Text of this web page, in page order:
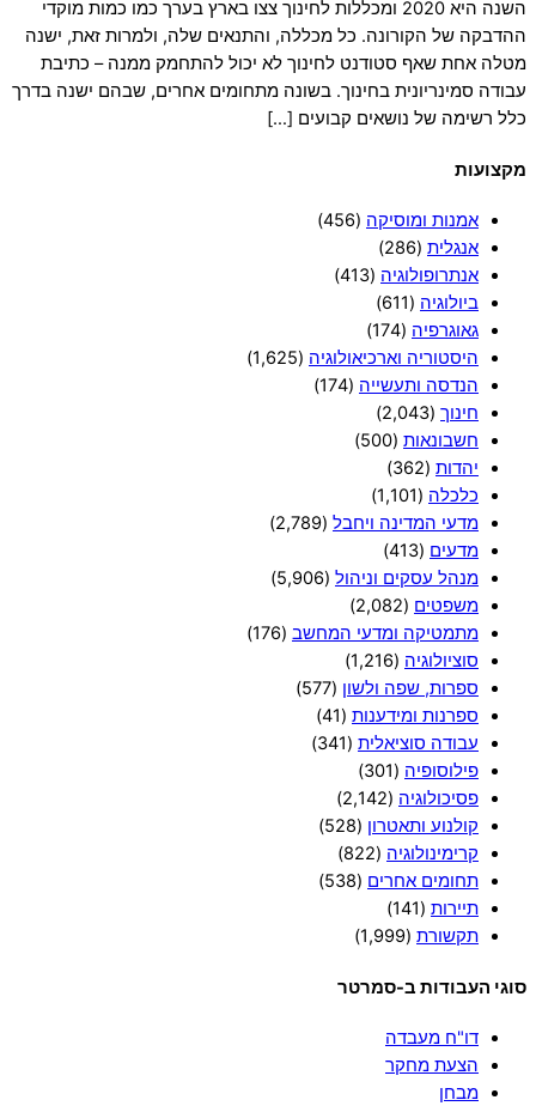
השנה היא 2020 ומכללות לחינוך צצו בארץ בערך כמו כמות מוקדי
ההדבקה של הקורונה. כל מכללה, והתנאים שלה, ולמרות זאת, ישנה
מטלה אחת שאף סטודנט לחינוך לא יכול להתחמק ממנה – כתיבת
עבודה סמינריונית בחינוך. בשונה מתחומים אחרים, שבהם ישנה בדרך
כלל רשימה של נושאים קבועים […]
מקצועות
אמנות ומוסיקה (456)
אנגלית (286)
אנתרופולוגיה (413)
ביולוגיה (611)
גאוגרפיה (174)
היסטוריה וארכיאולוגיה (1,625)
הנדסה ותעשייה (174)
חינוך (2,043)
חשבונאות (500)
יהדות (362)
כלכלה (1,101)
מדעי המדינה ויחבל (2,789)
מדעים (413)
מנהל עסקים וניהול (5,906)
משפטים (2,082)
מתמטיקה ומדעי המחשב (176)
סוציולוגיה (1,216)
ספרות, שפה ולשון (577)
ספרנות ומידענות (41)
עבודה סוציאלית (341)
פילוסופיה (301)
פסיכולוגיה (2,142)
קולנוע ותאטרון (528)
קרימינולוגיה (822)
תחומים אחרים (538)
תיירות (141)
תקשורת (1,999)
סוגי העבודות ב-סמרטר
דו"ח מעבדה
הצעת מחקר
מבחן